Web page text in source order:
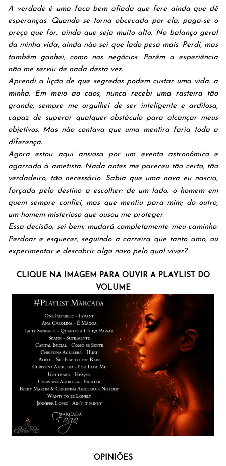
A verdade é uma faca bem afiada que fere ainda que dê
esperanças. Quando se torna obcecada por ela, paga-se o
preço que for, ainda que seja muito alto. No balanço geral
da minha vida, ainda não sei que lado pesa mais. Perdi, mas
também ganhei, como nos negócios. Porém a experiência
não me serviu de nada desta vez.
Aprendi a lição de que segredos podem custar uma vida: a
minha. Em meio ao caos, nunca recebi uma rasteira tão
grande, sempre me orgulhei de ser inteligente e ardilosa,
capaz de superar qualquer obstáculo para alcançar meus
objetivos. Mas não contava que uma mentira faria toda a
diferença.
Agora estou aqui ansiosa por um evento astronômico e
agarrada à ametista. Nada antes me pareceu tão certo, tão
verdadeiro, tão necessário. Sabia que uma nova eu nascia,
forçada pelo destino a escolher: de um lado, o homem em
quem sempre confiei, mas que mentiu para mim; do outro,
um homem misterioso que ousou me proteger.
Essa decisão, sei bem, mudará completamente meu caminho.
Perdoar e esquecer, seguindo a carreira que tanto amo, ou
experimentar e descobrir algo novo pelo qual viver?
CLIQUE NA IMAGEM PARA OUVIR A PLAYLIST DO
VOLUME
OPINIÕES